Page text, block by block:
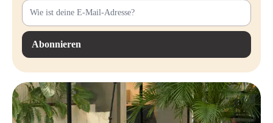
Abonnieren